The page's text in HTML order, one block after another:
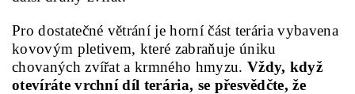
Pro dostatečné větrání je horní část terária vybavena
kovovým pletivem, které zabraňuje úniku
chovaných zvířat a krmného hmyzu. Vždy, když
otevíráte vrchní díl terária, se přesvědčte, že